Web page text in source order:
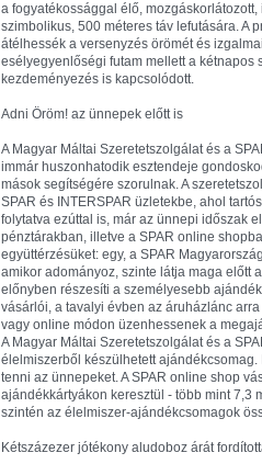
a fogyatékossággal élő,
szimbolikus, 500 méteres táv lefutására. A
átélhessék a versenyzés örömét és
esélyegyenlőségi futam mellett a
kezdeményezés is kapcsolódott.
Adni Öröm! az ünnepek előtt is
A Magyar Máltai Szeretetszolgálat és a
immár huszonhatodik esztendeje
mások segítségére szorulnak. A
SPAR és INTERSPAR üzletekbe, ahol
folytatva ezúttal is, már az ünnepi időszak
pénztárakban, illetve a SPAR online
együttérzésüket: egy, a SPAR
amikor adományoz, szinte látja maga előtt
előnyben részesíti a személyesebb
vásárlói, a tavalyi évben az áruházlánc
vagy online módon üzenhessenek a
A Magyar Máltai Szeretetszolgálat és a
élelmiszerből készülhetett
tenni az ünnepeket. A SPAR online shop
ajándékkártyákon keresztül - több mint 7,3
szintén az élelmiszer-ajándékcsomagok
Kétszázezer jótékony aludoboz árát